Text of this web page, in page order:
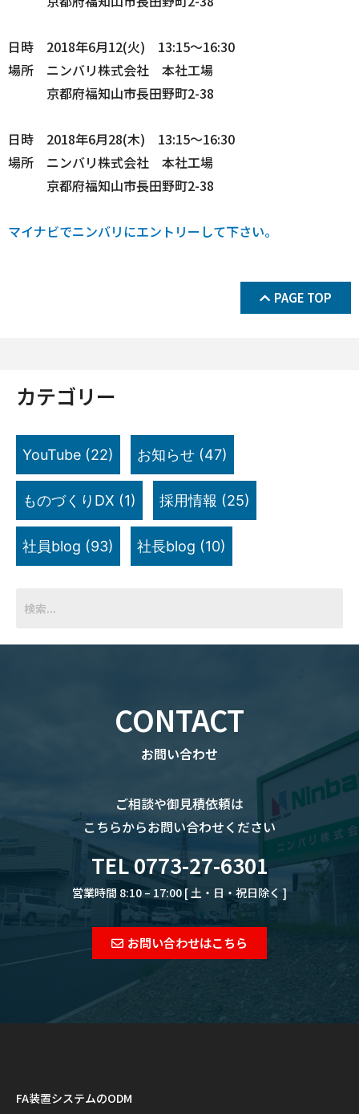
日時 2018年6月12(火) 13:15～16:30
場所 ニンバリ株式会社 本社工場
京都府福知山市長田野町2-38
日時 2018年6月28(木) 13:15～16:30
場所 ニンバリ株式会社 本社工場
京都府福知山市長田野町2-38
マイナビでニンバリにエントリーして下さい。
PAGE TOP
カテゴリー
YouTube (22) お知らせ (47)
ものづくりDX (1) 採用情報 (25)
社員blog (93) 社長blog (10)
CONTACT
お問い合わせ
ご相談や御見積依頼は
こちらからお問い合わせください
TEL 0773-27-6301
営業時間 8:10 – 17:00 [ 土・日・祝日除く ]
お問い合わせはこちら
FA装置システムのODM